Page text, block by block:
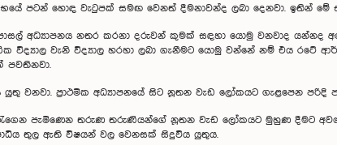
පටන් හොඳ වැටුපක් සමඟ වෙනත් දීමනාවන්ද ලබා දෙනවා. ඉතින්
අධ්‍යාපනය නතර කරනා දරුවන් කුමක් සඳහා යොමු වනවාද යන්නද
විද්‍යාල වැනි විද්‍යාල හරහා ලබා ගැනීමට යොමු වන්නේ නම් එය රටේ
පවතිනවා.
වනවා. ප්‍රාථමික අධ්‍යාපනයේ සිට නූතන වැඩ ලෝකයට ගැළපෙන පරිදි
පැමිණෙන තරුණ තරුණියන්ගේ නූතන වැඩ ලෝකයට මුහුණ දීමට
තුල ඇති විෂයන් වල වෙනසක් සිදුවිය යුතුය.